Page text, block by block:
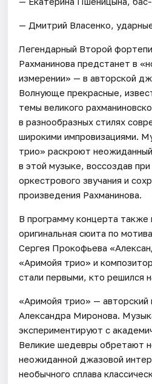
— Дмитрий Власенко,
Легендарный Второй
Рахманинова предстанет в
измерении» — в авторской
Волнующе прекрасные,
темы великого
в разнообразных стилях
широкими импровизациями.
трио» раскроют
в этой музыке, воссоздав
оркестрового звучания и
произведения Рахманинова.
В программу концерта также
оригинальная сюита по
Сергея Прокофьева
«Аримойя трио» и
стали первыми, кто решился
«Аримойя трио» — авторский
Александра Миронова.
экспериментируют с
Великие шедевры обретают
неожиданной джазовой
необычного сплава